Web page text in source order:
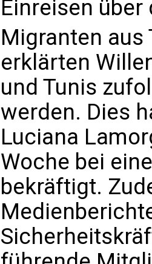
Einreisen über
Migranten aus
erklärten
und Tunis
werden. Dies
Luciana
Woche bei
bekräftigt.